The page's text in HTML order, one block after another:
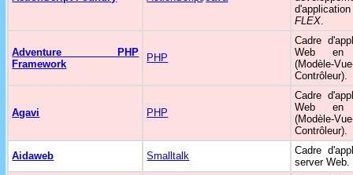
FLEX.
Adventure PHP
Framework
PHP
Cadre
Web
(Modèle-
Contrôleur).
Agavi PHP
Cadre
Web
(Modèle-
Contrôleur).
Aidaweb Smalltalk
Cadre
server Web.